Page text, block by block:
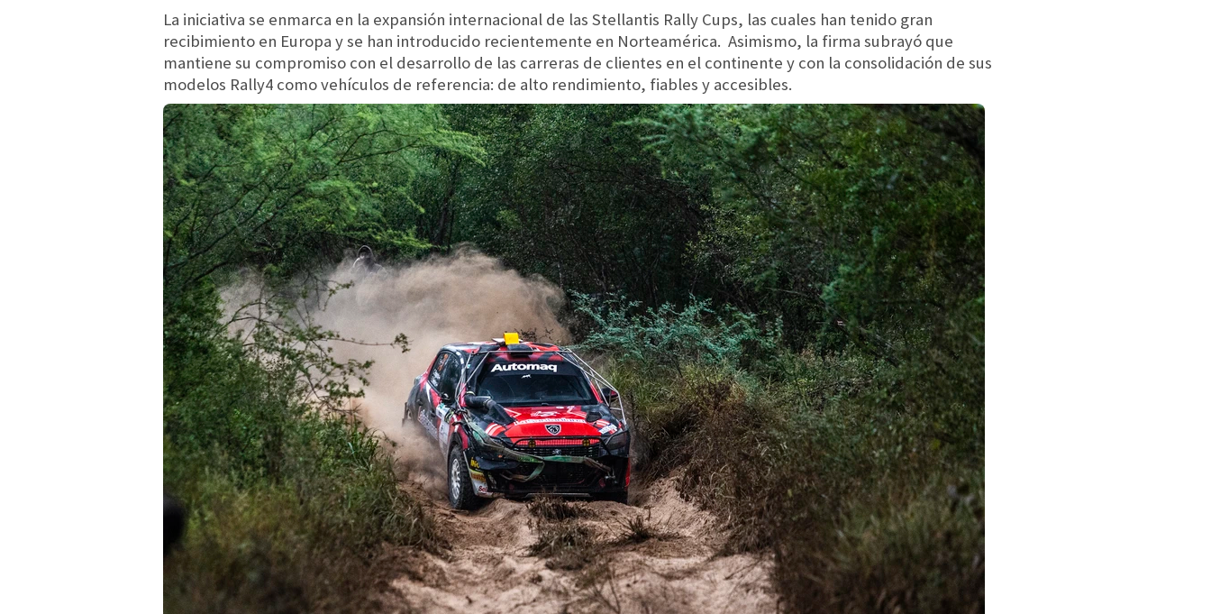
La iniciativa se enmarca en la expansión internacional de las Stellantis Rally Cups, las cuales han tenido gran
recibimiento en Europa y se han introducido recientemente en Norteamérica. Asimismo, la firma subrayó que
mantiene su compromiso con el desarrollo de las carreras de clientes en el continente y con la consolidación de sus
modelos Rally4 como vehículos de referencia: de alto rendimiento, fiables y accesibles.